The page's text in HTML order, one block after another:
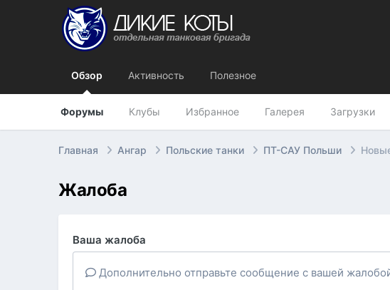
Обзор
Форумы Клубы Избранное Галерея Загрузки
Активность Полезное
Главная Ангар Польские танки ПТ-САУ Польши
Жалоба
Ваша жалоба
Дополнительно отправьте сообщение с вашей